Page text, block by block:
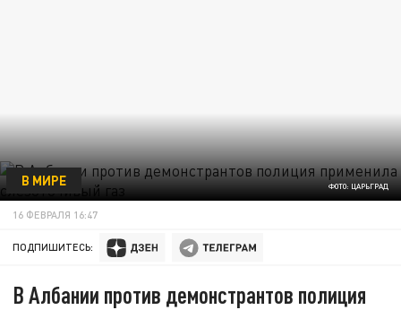
ФОТО: ЦАРЬГРАД
В МИРЕ
16 ФЕВРАЛЯ 16:47
ПОДПИШИТЕСЬ:
В Албании против демонстрантов полиция